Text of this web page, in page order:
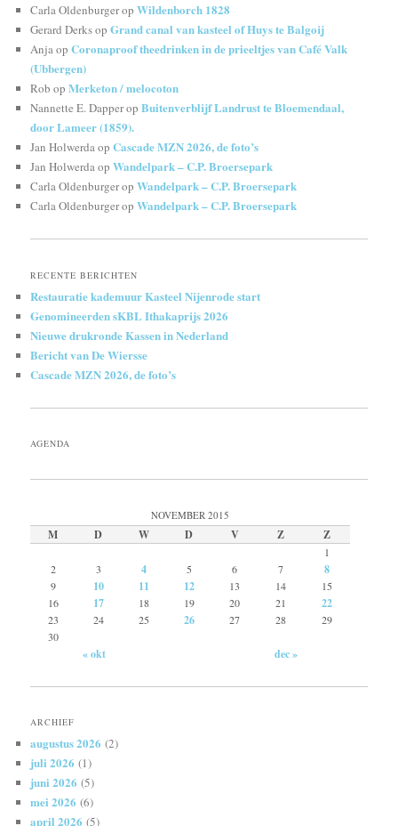
Carla OldenburgeropWildenborch 1828
Gerard DerksopGrand canal van kasteel of Huys te Balgoij
AnjaopCoronaproof theedrinken in de prieeltjes van Café Valk
(Ubbergen)
Rob opMerketon / melocoton
Nannette E. DapperopBuitenverblijf Landrust te Bloemendaal,
door Lameer (1859).
Jan HolwerdaopCascade MZN 2026, de foto’s
Jan HolwerdaopWandelpark – C.P. Broersepark
Carla OldenburgeropWandelpark – C.P. Broersepark
Carla OldenburgeropWandelpark – C.P. Broersepark
RECENTE BERICHTEN
Restauratie kademuur Kasteel Nijenrode start
Genomineerden sKBL Ithakaprijs 2026
Nieuwe drukronde Kassen in Nederland
Bericht van De Wiersse
Cascade MZN 2026, de foto’s
AGENDA
NOVEMBER 2015
M D W D V Z Z
1
2
3 4 5 6 7 8
9 10 11 12 13 14
15
16
17 18 19 20 21 22
23 24 25 26 27 28
29
30
« okt dec »
ARCHIEF
augustus 2026 (2)
juli 2026 (1)
juni 2026 (5)
mei 2026 (6)
april 2026 (5)